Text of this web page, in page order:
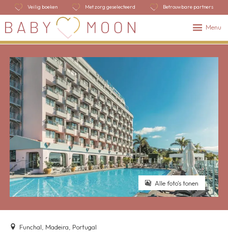
Veilig boeken Met zorg geselecteerd Betrouwbare partners
Menu
Alle foto's tonen
Funchal, Madeira, Portugal